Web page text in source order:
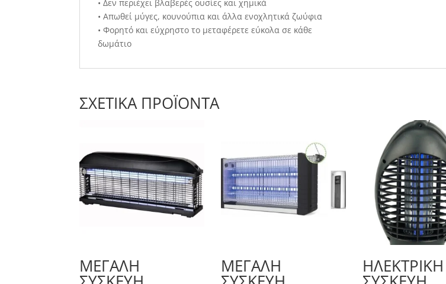
• Δεν περιέχει βλαβερές ουσίες και χημικά
• Απωθεί μύγες, κουνούπια και άλλα ενοχλητικά ζωύφια
• Φορητό και εύχρηστο το μεταφέρετε εύκολα σε κάθε
δωμάτιο
ΣΧΕΤΙΚΆ ΠΡΟΪΌΝΤΑ
ΜΕΓΆΛΗ ΜΕΓΆΛΗ ΗΛΕΚΤΡΙΚΉ